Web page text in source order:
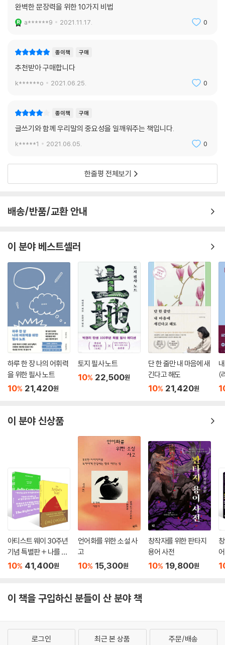
완벽한 문장력을 위한 10가지 비법
a******9 2021.11.17. 0
종이책 구매
추천받아 구매합니다
k******o 2021.06.25. 0
종이책 구매
글쓰기와 함께 우리말의 중요성을 일깨워주는 책입니다.
k*****1 2021.06.05. 0
한줄평 전체보기
배송/반품/교환 안내
이 분야 베스트셀러
하루 한 장 나의 어휘력
을 위한 필사 노트
10% 21,420원
토지 필사 노트
10% 22,500원
단 한 줄만 내 마음에 새
긴다고 해도
10% 21,420원
(
이 분야 신상품
아티스트 웨이 30주년
기념 특별판 + 나를 위
해 쓸 권리 세트
10% 41,400원
언어화를 위한 소설 사
고
10% 15,300원
창작자를 위한 판타지
용어 사전
10% 19,800원
이 책을 구입하신 분들이 산 분야 책
로그인 최근 본 상품 주문/배송